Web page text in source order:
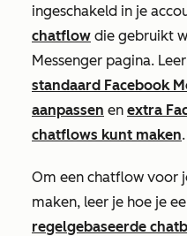
ingeschakeld in je
chatflow die gebruikt
Messenger pagina.
standaard Facebook
aanpassen en extra
chatflows kunt maken.
Om een chatflow voor
maken, leer je hoe je
regelgebaseerde